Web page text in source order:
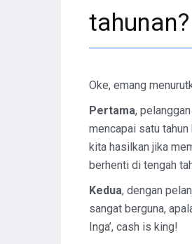
tahunan?
Oke, emang
Pertama,
mencapai satu
kita hasilkan jika
berhenti di tengah
Kedua, dengan
sangat berguna,
Inga’, cash is king!